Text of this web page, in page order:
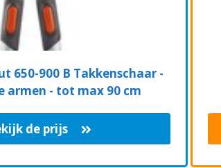
650-900 B Takkenschaar -
armen - tot max 90 cm
de prijs